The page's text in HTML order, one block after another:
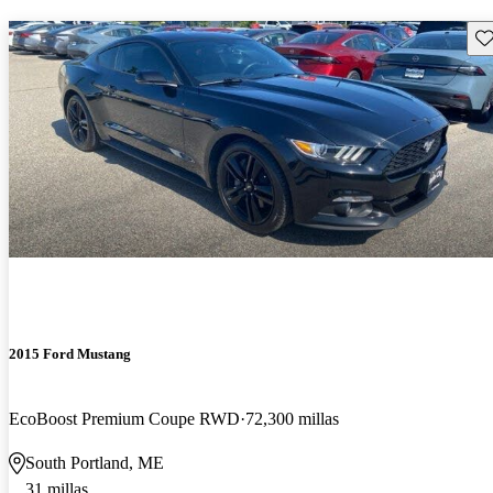
2015 Ford Mustang
EcoBoost Premium Coupe RWD 72,300 millas
South Portland, ME